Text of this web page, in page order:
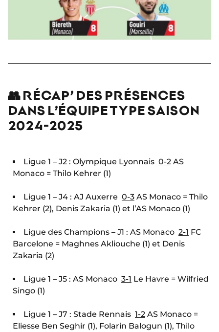
👥 RÉCAP’ DES PRÉSENCES
DANS L’ÉQUIPE TYPE SAISON
2024-2025
Ligue 1 – J2 : Olympique Lyonnais 0-2 AS
Monaco = Thilo Kehrer (1)
Ligue 1 – J4 : AJ Auxerre 0-3 AS Monaco = Thilo
Kehrer (2), Denis Zakaria (1) et l’AS Monaco (1)
Ligue des Champions – J1 : AS Monaco 2-1 FC
Barcelone = Maghnes Akliouche (1) et Denis
Zakaria (2)
Ligue 1 – J5 : AS Monaco 3-1 Le Havre = Wilfried
Singo (1)
Ligue 1 – J7 : Stade Rennais 1-2 AS Monaco =
Eliesse Ben Seghir (1), Folarin Balogun (1), Thilo